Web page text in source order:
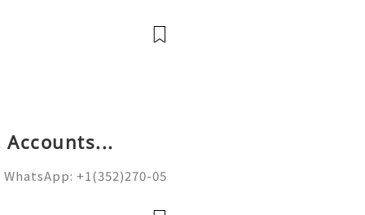
Accounts...
+1(352)270-05
of sending domains and